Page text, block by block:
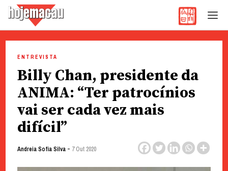
content
ENTREVISTA
Billy Chan, presidente da
ANIMA: “Ter patrocínios
vai ser cada vez mais
difícil”
Andreia Sofia Silva- 7 Out 2020